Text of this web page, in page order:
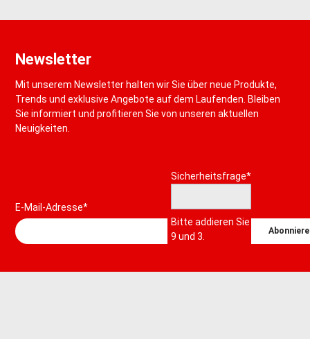
Newsletter
Mit unserem Newsletter halten wir Sie über neue Produkte,
Trends und exklusive Angebote auf dem Laufenden. Bleiben
Sie informiert und profitieren Sie von unseren aktuellen
Neuigkeiten.
E-Mail-Adresse*
Pflichtfeld
Sicherheitsfrage*
Bitte addieren Sie
9 und 3.